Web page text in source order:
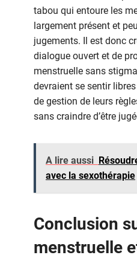
tabou qui entoure les
largement présent et
jugements. Il est donc
dialogue ouvert et de
menstruelle sans
devraient se sentir
de gestion de leurs
sans craindre d’être
A lire aussi
avec la sexothérapie
Conclusion
menstruelle